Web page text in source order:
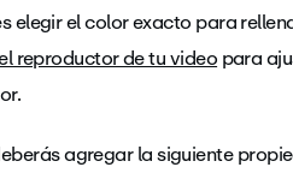
el color exacto para
reproductor de tu videopara
agregar la siguiente